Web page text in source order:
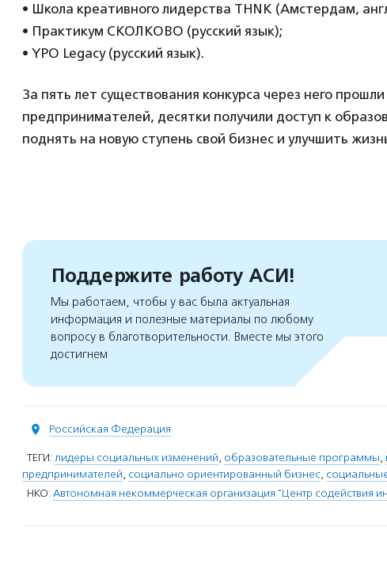
• Школа креативного лидерства THNK (Амстердам,
• Практикум СКОЛКОВО (русский язык);
• YPO Legacy (русский язык).
За пять лет существования конкурса через него
предпринимателей, десятки получили доступ к
поднять на новую ступень свой бизнес и улучшить
Поддержите работу АСИ!
Мы работаем, чтобы у вас была актуальная
информация и полезные материалы по любому
вопросу в благотворительности. Вместе мы этого
достигнем
Российская Федерация
ТЕГИ: лидеры социальных изменений, образовательные программы,
предпринимателей, социально ориентированный бизнес,
НКО: Автономная некоммерческая организация "Центр содействия